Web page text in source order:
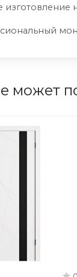
изготовление
может